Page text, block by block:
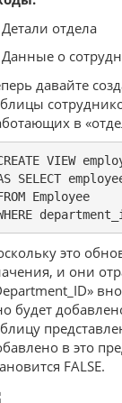
отдела
о
давайте
в
VIEW
SELECT
Employee
это
и они
будет
в это
FALSE.